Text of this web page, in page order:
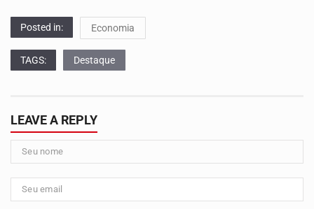
Posted in: Economia
TAGS: Destaque
LEAVE A REPLY